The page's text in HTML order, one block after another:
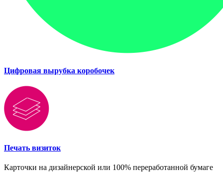
Цифровая вырубка коробочек
Печать визиток
Карточки на дизайнерской или 100% переработанной бумаге